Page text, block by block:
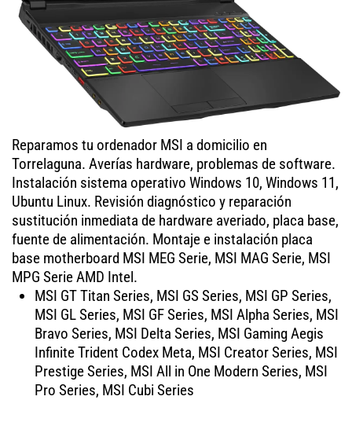
Reparamos tu ordenador MSI a domicilio en
Torrelaguna. Averías hardware, problemas de software.
Instalación sistema operativo Windows 10, Windows 11,
Ubuntu Linux. Revisión diagnóstico y reparación
sustitución inmediata de hardware averiado, placa base,
fuente de alimentación. Montaje e instalación placa
base motherboard MSI MEG Serie, MSI MAG Serie, MSI
MPG Serie AMD Intel.
MSI GT Titan Series, MSI GS Series, MSI GP Series,
MSI GL Series, MSI GF Series, MSI Alpha Series, MSI
Bravo Series, MSI Delta Series, MSI Gaming Aegis
Infinite Trident Codex Meta, MSI Creator Series, MSI
Prestige Series, MSI All in One Modern Series, MSI
Pro Series, MSI Cubi Series